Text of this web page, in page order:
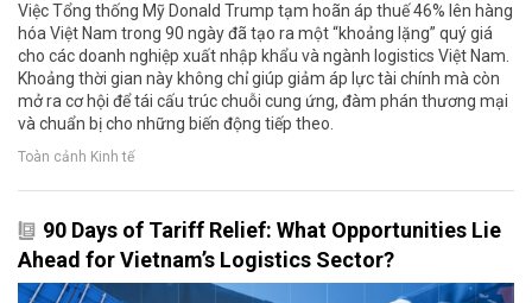
Việc Tổng thống Mỹ Donald Trump tạm hoãn áp thuế 46% lên hàng
hóa Việt Nam trong 90 ngày đã tạo ra một “khoảng lặng” quý giá
cho các doanh nghiệp xuất nhập khẩu và ngành logistics Việt Nam.
Khoảng thời gian này không chỉ giúp giảm áp lực tài chính mà còn
mở ra cơ hội để tái cấu trúc chuỗi cung ứng, đàm phán thương mại
và chuẩn bị cho những biến động tiếp theo.
Toàn cảnh Kinh tế
90 Days of Tariff Relief: What Opportunities Lie
Ahead for Vietnam’s Logistics Sector?